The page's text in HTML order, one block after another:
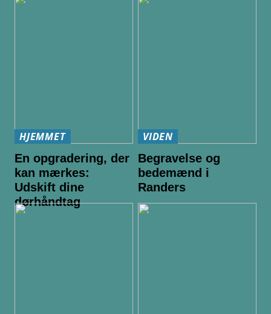
HJEMMET
En opgradering, der
kan mærkes:
Udskift dine
dørhåndtag
VIDEN
Begravelse og
bedemænd i
Randers